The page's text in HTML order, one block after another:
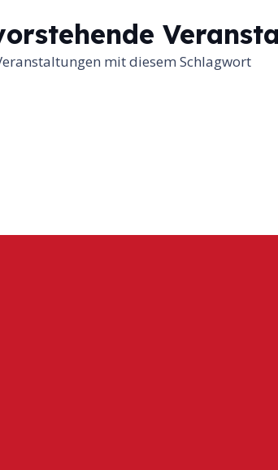
mit diesem Schlagwort